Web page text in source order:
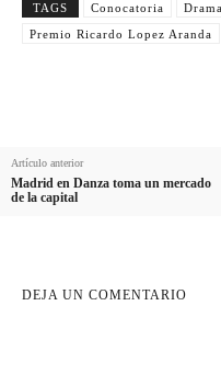
i
d
l
TAGS Conocatoria
Premio Ricardo Lopez Aranda
Artículo anterior
Madrid en Danza toma un mercado
de la capital
DEJA UN COMENTARIO